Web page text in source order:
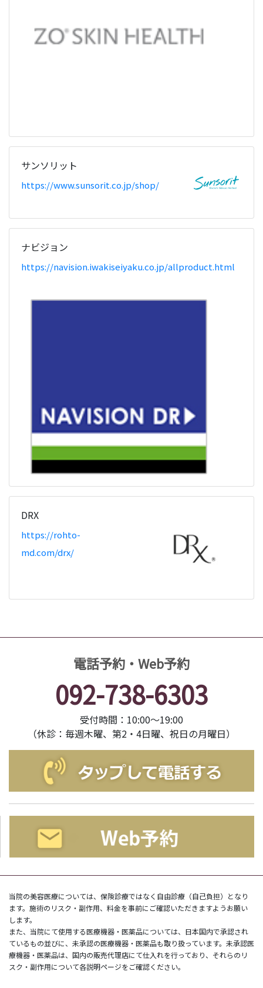
サンソリット
https://www.sunsorit.co.jp/shop/
ナビジョン
https://navision.iwakiseiyaku.co.jp/allproduct.html
DRX
https://rohto-
md.com/drx/
電話予約・Web予約
092-738-6303
受付時間：10:00～19:00
（休診：毎週木曜、第2・4日曜、祝日の月曜日）
当院の美容医療については、保険診療ではなく自由診療（自己負担）となり
ます。施術のリスク・副作用、料金を事前にご確認いただきますようお願い
します。
また、当院にて使用する医療機器・医薬品については、日本国内で承認され
ているもの並びに、未承認の医療機器・医薬品も取り扱っています。未承認医
療機器・医薬品は、国内の販売代理店にて仕入れを行っており、それらのリ
スク・副作用について各説明ページをご確認ください。